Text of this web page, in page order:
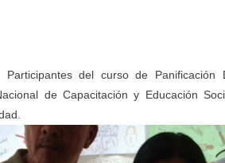
Participantes del curso de Panificación
de Capacitación y Educación